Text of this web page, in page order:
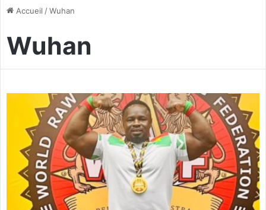
Accueil /Wuhan
Wuhan